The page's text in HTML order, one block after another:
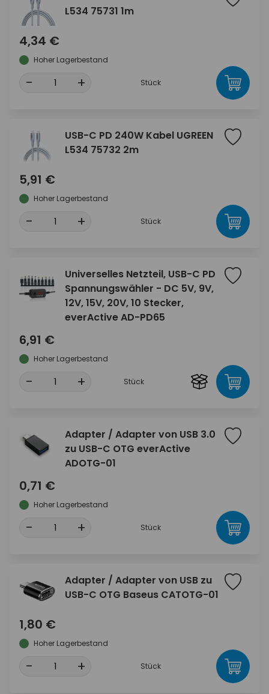
L534 75731 1m
4,34 €
Hoher Lagerbestand
- + Stück
USB-C PD 240W Kabel UGREEN
L534 75732 2m
5,91 €
Hoher Lagerbestand
- + Stück
Universelles Netzteil, USB-C PD
Spannungswähler - DC 5V, 9V,
12V, 15V, 20V, 10 Stecker,
everActive AD-PD65
6,91 €
Hoher Lagerbestand
- + Stück
Adapter / Adapter von USB 3.0
zu USB-C OTG everActive
ADOTG-01
0,71 €
Hoher Lagerbestand
- + Stück
Adapter / Adapter von USB zu
USB-C OTG Baseus CATOTG-01
1,80 €
Hoher Lagerbestand
- + Stück